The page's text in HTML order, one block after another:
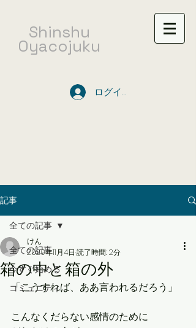
​Shinshu
Oyacojuku
ログイン
記事
全ての記事
今すぐ始める
コミュニティ
全ての記事
箱の中と箱の外
けん
2020年11月4日 読了時間: 2分
「こうすれば、ああ言われるだろう」
こんなくだらない感情のために